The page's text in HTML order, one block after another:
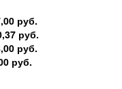
руб.
руб.
руб.
руб.